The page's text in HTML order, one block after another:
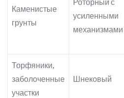
Каменистые
грунты
Роторный с
усиленными
механизмами
Торфяники,
заболоченные
участки
Шнековый